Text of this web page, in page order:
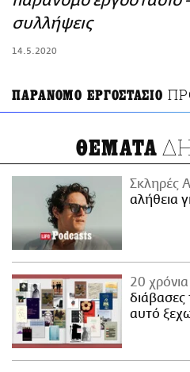
ΑΜΠΑ
συλλήψεις
14.5.2020
ΠΑΡΑΝΟΜΟ ΕΡΓΟΣΤΑΣΙΟ
ΘΕΜΑΤΑ
Σκληρές
αλήθεια
20
διάβασες
αυτό